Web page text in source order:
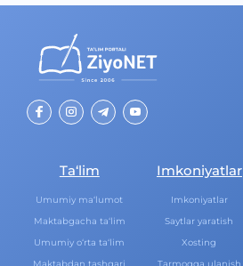
Ta‘lim
Umumiy ma‘lumot
Maktabgacha ta‘lim
Umumiy o‘rta ta‘lim
Maktabdan tashqari
Imkoniyatlar
Imkoniyatlar
Saytlar yaratish
Xosting
Tarmoqqa ulanish